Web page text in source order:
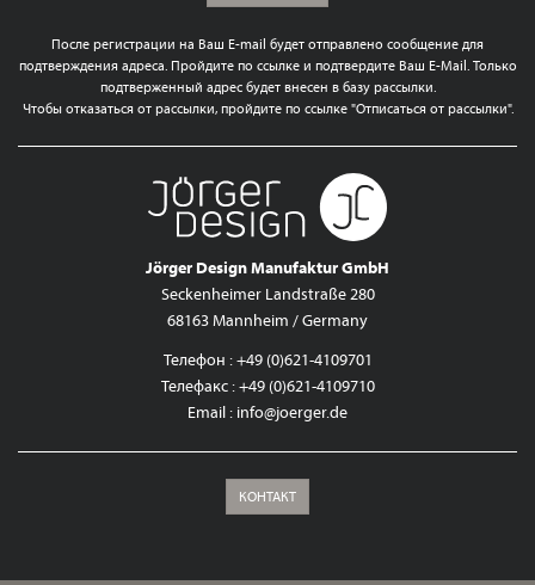
После регистрации на Ваш E-mail будет отправлено сообщение для
подтверждения адреса. Пройдите по ссылке и подтвердите Ваш E-Mail. Только
подтверженный адрес будет внесен в базу рассылки.
Чтобы отказаться от рассылки, пройдите по ссылке "Отписаться от рассылки".
Jörger Design Manufaktur GmbH
Seckenheimer Landstraße 280
68163 Mannheim / Germany
Телефон : +49 (0)621-4109701
Телефакс : +49 (0)621-4109710
Email : info@joerger.de
КОНТАКТ